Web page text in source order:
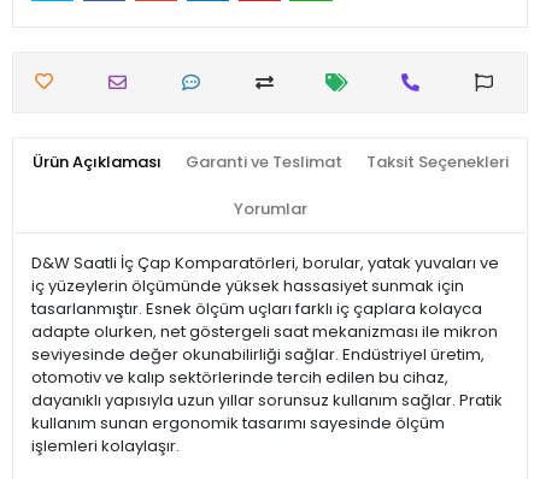
Ürün Açıklaması Garanti ve Teslimat Taksit Seçenekleri
Yorumlar
D&W Saatli İç Çap Komparatörleri, borular, yatak yuvaları ve
iç yüzeylerin ölçümünde yüksek hassasiyet sunmak için
tasarlanmıştır. Esnek ölçüm uçları farklı iç çaplara kolayca
adapte olurken, net göstergeli saat mekanizması ile mikron
seviyesinde değer okunabilirliği sağlar. Endüstriyel üretim,
otomotiv ve kalıp sektörlerinde tercih edilen bu cihaz,
dayanıklı yapısıyla uzun yıllar sorunsuz kullanım sağlar. Pratik
kullanım sunan ergonomik tasarımı sayesinde ölçüm
işlemleri kolaylaşır.